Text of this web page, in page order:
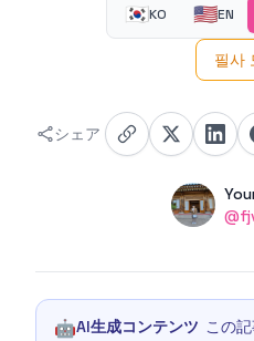
🇰🇷KO 🇺🇸EN
필사
シェア
🤖AI生成コンテンツ この